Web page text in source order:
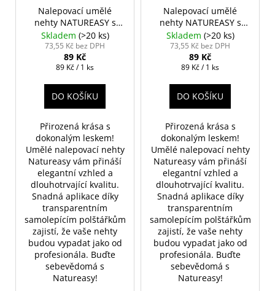
Nalepovací umělé
nehty NATUREASY s
polštářky č. 02
Skladem (>20 ks)
73,55 Kč bez DPH
89 Kč
Měrná
89 Kč / 1 ks
DO KOŠÍKU
Přirozená krása s
dokonalým leskem!
Umělé nalepovací nehty
Natureasy vám přináší
elegantní vzhled a
dlouhotrvající kvalitu.
Snadná aplikace díky
transparentním
samolepícím polštářkům
zajistí, že vaše nehty
budou vypadat jako od
profesionála. Buďte
sebevědomá s
Natureasy!
Nalepovací umělé
nehty NATUREASY s
polštářky č. 03
Skladem (>20 ks)
73,55 Kč bez DPH
89 Kč
Měrná
89 Kč / 1 ks
DO KOŠÍKU
Přirozená krása s
dokonalým leskem!
Umělé nalepovací nehty
Natureasy vám přináší
elegantní vzhled a
dlouhotrvající kvalitu.
Snadná aplikace díky
transparentním
samolepícím polštářkům
zajistí, že vaše nehty
budou vypadat jako od
profesionála. Buďte
sebevědomá s
Natureasy!